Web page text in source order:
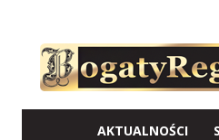
AKTUALNOŚCI